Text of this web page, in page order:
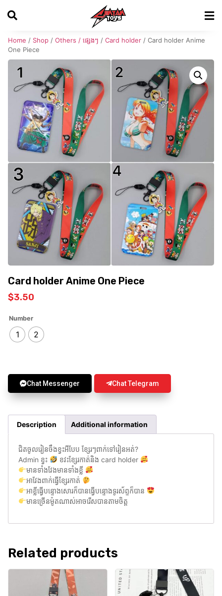
Home / Shop / Others / ផ្សេងៗ / Card holder / Card holder Anime
One Piece
Card holder Anime One Piece
$3.50
Number
1 2
Chat Messenger Chat Telegram
Description Additional information
ជិតចូលរៀនចឹងខ្វះអីបែប ខ្សែរៗពាក់ទៅរៀនអត់?
Admin ខ្វះ
ខវះខ្សែរកាត់និង card holder
មានទាំងវែងមានទាំងខ្លី
អាវែងពាក់ធ្វើខ្សែរកាត់
អាខ្លីធ្វើបន្ទោងសោរក៏បានធ្វើបន្ទោងទូរស័ព្ទក៏បាន
មានច្រើនម៉ូតណាស់អាចរើសបានតាមចិត្ត
Related products